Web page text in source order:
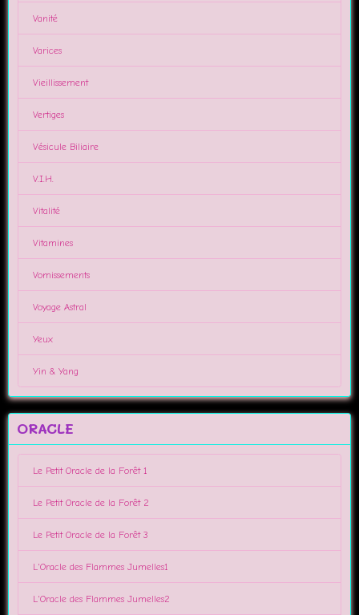
Vanité
Varices
Vieillissement
Vertiges
Vésicule Biliaire
V.I.H.
Vitalité
Vitamines
Vomissements
Voyage Astral
Yeux
Yin & Yang
ORACLE
Le Petit Oracle de la Forêt 1
Le Petit Oracle de la Forêt 2
Le Petit Oracle de la Forêt 3
L'Oracle des Flammes Jumelles1
L'Oracle des Flammes Jumelles2